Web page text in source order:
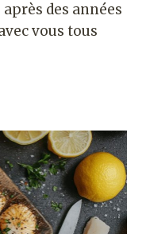
des années
vous tous